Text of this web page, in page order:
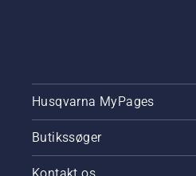
Husqvarna MyPages
Butikssøger